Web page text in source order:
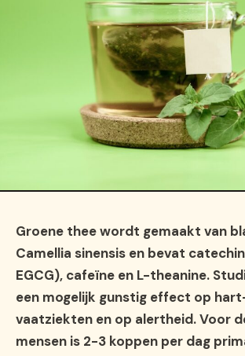
Groene thee wordt gemaakt van
Camellia sinensis en bevat
EGCG), cafeïne en L-theanine.
een mogelijk gunstig effect op
vaatziekten en op alertheid. Voor
mensen is 2-3 koppen per dag